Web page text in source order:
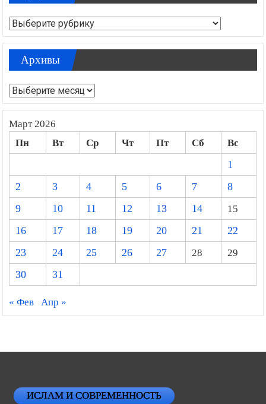
Рубрики
Архивы
Архивы
Март 2026
Пн Вт Ср Чт Пт Сб
Вс
1
2
3 4 5 6 7
8
9
10 11 12 13 14
15
16
17 18 19 20 21
22
23
24 25 26 27 28
29
30
31
« Фев Апр »
ИСЛАМ И СОВРЕМЕННОСТЬ